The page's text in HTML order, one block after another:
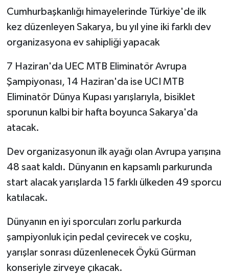
Cumhurbaşkanlığı himayelerinde Türkiye'de ilk
kez düzenleyen Sakarya, bu yıl yine iki farklı dev
organizasyona ev sahipliği yapacak
7 Haziran'da UEC MTB Eliminatör Avrupa
Şampiyonası, 14 Haziran'da ise UCI MTB
Eliminatör Dünya Kupası yarışlarıyla, bisiklet
sporunun kalbi bir hafta boyunca Sakarya'da
atacak.
Dev organizasyonun ilk ayağı olan Avrupa yarışına
48 saat kaldı. Dünyanın en kapsamlı parkurunda
start alacak yarışlarda 15 farklı ülkeden 49 sporcu
katılacak.
Dünyanın en iyi sporcuları zorlu parkurda
şampiyonluk için pedal çevirecek ve coşku,
yarışlar sonrası düzenlenecek Öykü Gürman
konseriyle zirveye çıkacak.